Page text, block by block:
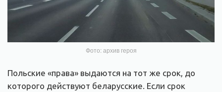
Фото: архив героя
Польские «права» выдаются на тот же срок, до
которого действуют беларусские. Если срок